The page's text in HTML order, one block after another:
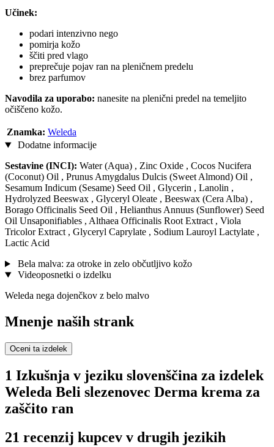
Učinek:
podari intenzivno nego
pomirja kožo
ščiti pred vlago
preprečuje pojav ran na pleničnem predelu
brez parfumov
Navodila za uporabo: nanesite na plenični predel na temeljito
očiščeno kožo.
Znamka: Weleda
Dodatne informacije
Sestavine (INCI): Water (Aqua) , Zinc Oxide , Cocos Nucifera
(Coconut) Oil , Prunus Amygdalus Dulcis (Sweet Almond) Oil ,
Sesamum Indicum (Sesame) Seed Oil , Glycerin , Lanolin ,
Hydrolyzed Beeswax , Glyceryl Oleate , Beeswax (Cera Alba) ,
Borago Officinalis Seed Oil , Helianthus Annuus (Sunflower) Seed
Oil Unsaponifiables , Althaea Officinalis Root Extract , Viola
Tricolor Extract , Glyceryl Caprylate , Sodium Lauroyl Lactylate ,
Lactic Acid
Bela malva: za otroke in zelo občutljivo kožo
Videoposnetki o izdelku
Weleda nega dojenčkov z belo malvo
Mnenje naših strank
Oceni ta izdelek
1 Izkušnja v jeziku slovenščina za izdelek
Weleda Beli slezenovec Derma krema za
zaščito ran
21 recenzij kupcev v drugih jezikih